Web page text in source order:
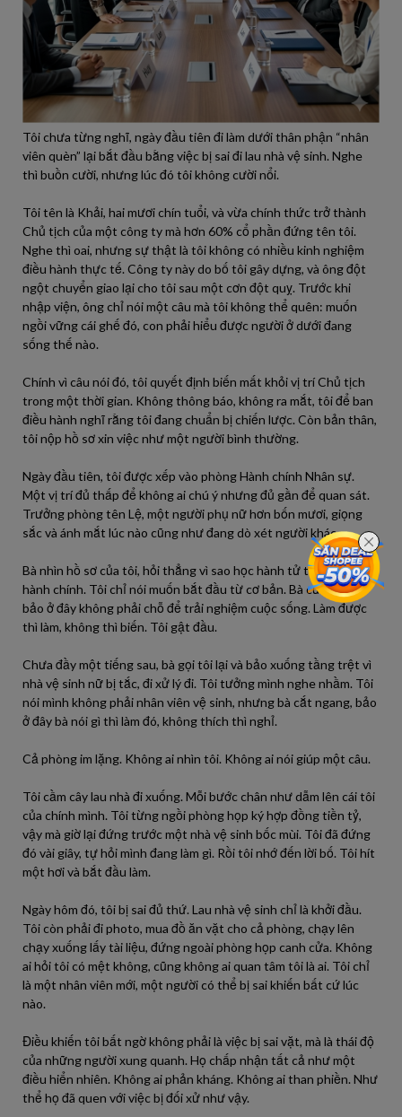
Tôi chưa từng nghĩ, ngày đầu tiên đi làm dưới thân phận “nhân
viên quèn” lại bắt đầu bằng việc bị sai đi lau nhà vệ sinh. Nghe
thì buồn cười, nhưng lúc đó tôi không cười nổi.
Tôi tên là Khải, hai mươi chín tuổi, và vừa chính thức trở thành
Chủ tịch của một công ty mà hơn 60% cổ phần đứng tên tôi.
Nghe thì oai, nhưng sự thật là tôi không có nhiều kinh nghiệm
điều hành thực tế. Công ty này do bố tôi gây dựng, và ông đột
ngột chuyển giao lại cho tôi sau một cơn đột quỵ. Trước khi
nhập viện, ông chỉ nói một câu mà tôi không thể quên: muốn
ngồi vững cái ghế đó, con phải hiểu được người ở dưới đang
sống thế nào.
Chính vì câu nói đó, tôi quyết định biến mất khỏi vị trí Chủ tịch
trong một thời gian. Không thông báo, không ra mắt, tôi để ban
điều hành nghĩ rằng tôi đang chuẩn bị chiến lược. Còn bản thân,
tôi nộp hồ sơ xin việc như một người bình thường.
Ngày đầu tiên, tôi được xếp vào phòng Hành chính Nhân sự.
Một vị trí đủ thấp để không ai chú ý nhưng đủ gần để quan sát.
Trưởng phòng tên Lệ, một người phụ nữ hơn bốn mươi, giọng
sắc và ánh mắt lúc nào cũng như đang dò xét người khác.
Bà nhìn hồ sơ của tôi, hỏi thẳng vì sao học hành tử tế lại đi làm
hành chính. Tôi chỉ nói muốn bắt đầu từ cơ bản. Bà cười nhạt,
bảo ở đây không phải chỗ để trải nghiệm cuộc sống. Làm được
thì làm, không thì biến. Tôi gật đầu.
Chưa đầy một tiếng sau, bà gọi tôi lại và bảo xuống tầng trệt vì
nhà vệ sinh nữ bị tắc, đi xử lý đi. Tôi tưởng mình nghe nhầm. Tôi
nói mình không phải nhân viên vệ sinh, nhưng bà cắt ngang, bảo
ở đây bà nói gì thì làm đó, không thích thì nghỉ.
Cả phòng im lặng. Không ai nhìn tôi. Không ai nói giúp một câu.
Tôi cầm cây lau nhà đi xuống. Mỗi bước chân như dẫm lên cái tôi
của chính mình. Tôi từng ngồi phòng họp ký hợp đồng tiền tỷ,
vậy mà giờ lại đứng trước một nhà vệ sinh bốc mùi. Tôi đã đứng
đó vài giây, tự hỏi mình đang làm gì. Rồi tôi nhớ đến lời bố. Tôi hít
một hơi và bắt đầu làm.
Ngày hôm đó, tôi bị sai đủ thứ. Lau nhà vệ sinh chỉ là khởi đầu.
Tôi còn phải đi photo, mua đồ ăn vặt cho cả phòng, chạy lên
chạy xuống lấy tài liệu, đứng ngoài phòng họp canh cửa. Không
ai hỏi tôi có mệt không, cũng không ai quan tâm tôi là ai. Tôi chỉ
là một nhân viên mới, một người có thể bị sai khiến bất cứ lúc
nào.
Điều khiến tôi bất ngờ không phải là việc bị sai vặt, mà là thái độ
của những người xung quanh. Họ chấp nhận tất cả như một
điều hiển nhiên. Không ai phản kháng. Không ai than phiền. Như
thể họ đã quen với việc bị đối xử như vậy.